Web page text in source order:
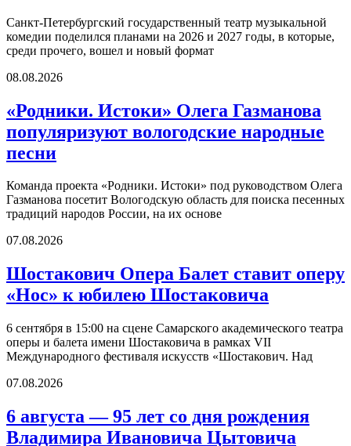
Санкт-Петербургский государственный театр музыкальной
комедии поделился планами на 2026 и 2027 годы, в которые,
среди прочего, вошел и новый формат
08.08.2026
«Родники. Истоки» Олега Газманова
популяризуют вологодские народные
песни
Команда проекта «Родники. Истоки» под руководством Олега
Газманова посетит Вологодскую область для поиска песенных
традиций народов России, на их основе
07.08.2026
Шостакович Опера Балет ставит оперу
«Нос» к юбилею Шостаковича
6 сентября в 15:00 на сцене Самарского академического театра
оперы и балета имени Шостаковича в рамках VII
Международного фестиваля искусств «Шостакович. Над
07.08.2026
6 августа — 95 лет со дня рождения
Владимира Ивановича Цытовича